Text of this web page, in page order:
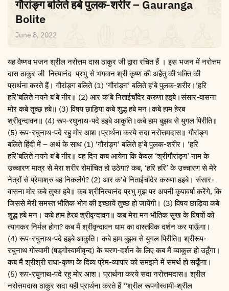
गौरांङ्ग बलिते हबे पुलक-शरीर – Gauranga
Bolite
June 8, 2022
यह वैष्णव भजन श्रील नरोत्तम दास ठाकुर जी द्वारा रचित हैं । इस भजन में नरोत्तम
दास ठाकुर जी नित्यानंद प्रभु से भगवान श्री कृष्ण की अहैतु की भक्ति की
प्रार्थना करते हैं। गौरांङ्ग बलिते (1) ‘गौरांङ्ग’ बलिते ह’बे पुलक-शरीर।‘हरि
हरि’बलिते नयने ब’बे नीर॥ (2) आर क’बे निताईचाँदेर करुणा हइबे।संसार-वासना
मोर कबे तुच्छ हबे॥ (3) विषय छाड़िया कबे शुद्ध हबे मन।कबे हाम हेरब
श्रीवृन्दावन॥ (4) रूप-रघुनाथ-पदे हइबे आकुति।कबे हाम बुझब से युगल पिरीति॥
(5) रूप-रघुनाथ-पदे रहु मोर आश।प्रार्थना करये सदा नरोत्तमदास॥ गौरांङ्ग
बलिते हिंदी में – अर्थ के साथ (1) ‘गौरांङ्ग’ बलिते ह’बे पुलक-शरीर। ‘हरि
हरि’बलिते नयने ब’बे नीर॥ वह दिन कब आयेगा कि केवल ‘श्रीगौरांङ्ग’ नाम के
उच्चारण मात्र से मेरा शरीर रोमांचित हो उठेगा? कब, ‘हरि हरि’ के उच्चारण से मेरे
नेत्रों से प्रेमाश्रु बह निकलेंगे? (2) आर क’बे निताईचाँदेर करुणा हइबे। संसार-
वासना मोर कबे तुच्छ हबे॥ कब श्रीनित्यानंद प्रभु मुझ पर अपनी कृपावर्षा करेंगे, कि
जिससे मेरी समस्त भौतिक भोग की इच्छायें तुच्छ हो जायेंगी। (3) विषय छाड़िया कबे
शुद्ध हबे मन। कबे हाम हेरब श्रीवृन्दावन॥ कब मेरा मन भौतिक सुख के विषयों को
त्यागकर निर्मल होगा? कब मैं श्रीवृन्दावन धाम का वास्तविक दर्शन कर पाऊँगा।
(4) रूप-रघुनाथ-पदे हइबे आकुति। कबे हाम बुझब से युगल पिरीति॥ श्रीरूप-
रघुनाथ गोस्वामी (षड्‌गोस्वामीवृन्द) के चरण-दर्शन के लिए कब मैं व्याकुल हो उठूँगा।
कब मैं श्रीश्री राधा-कृष्ण के दिव्य प्रेम-व्यापार को समझने में समर्थ हो सकूँगा।
(5) रूप-रघुनाथ-पदे रहु मोर आश। प्रार्थना करये सदा नरोत्तमदास॥ श्रील
नरोत्तमदास ठाकुर सदा यही प्रार्थना करते हैं ‘‘श्रील रूपगोस्वामी-श्रील